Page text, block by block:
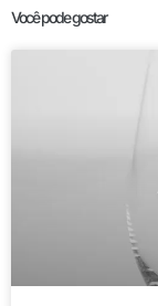
Você pode gostar